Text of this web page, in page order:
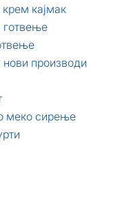
кајмак
готвење
производи
меко сирење